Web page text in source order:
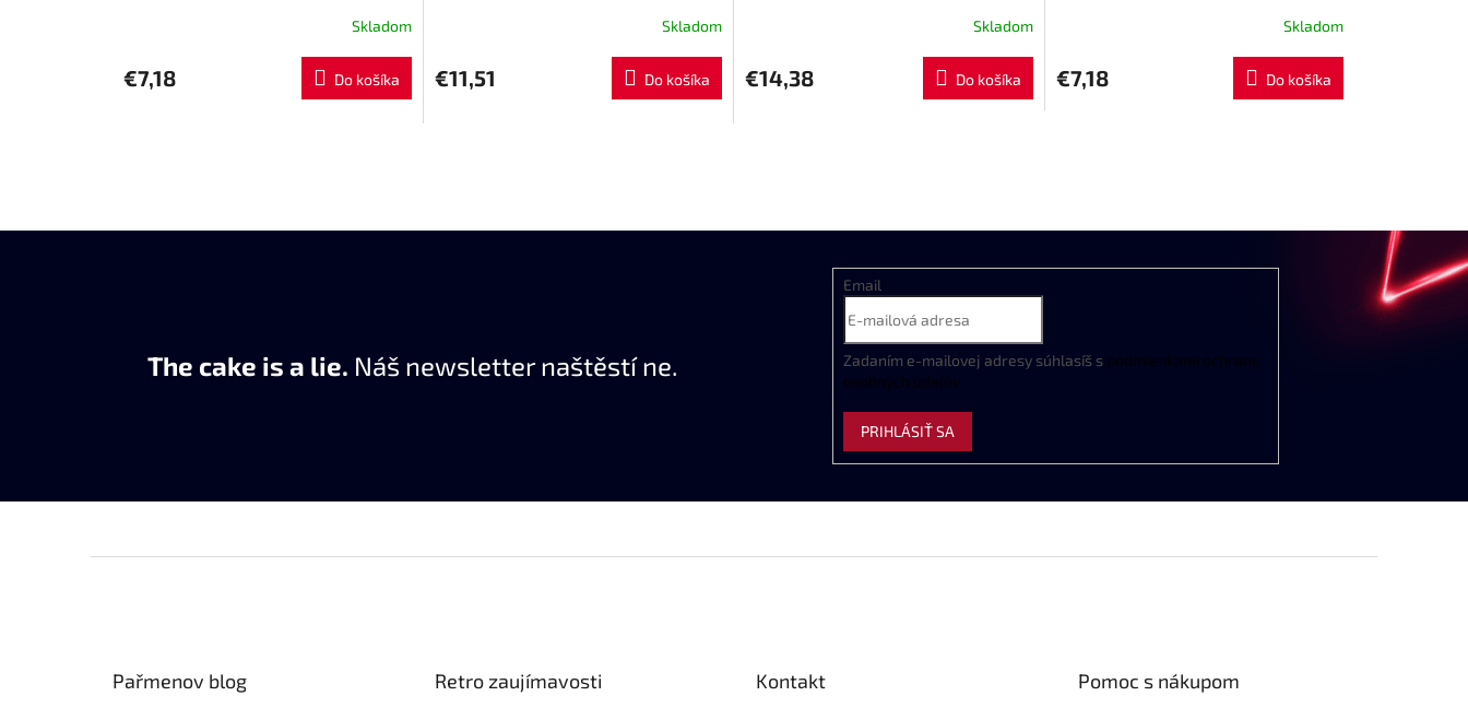
Skladom
€7,18 Do košíka
Skladom
€11,51 Do košíka
Skladom
€14,38 Do košíka
Skladom
€7,18 Do košíka
The cake is a lie. Náš newsletter naštěstí ne.
Email
Zadaním e-mailovej adresy súhlasíš s podmienkami ochrany
osobných údajov
PRIHLÁSIŤ SA
Pařmenov blog Retro zaujímavosti Kontakt Pomoc s nákupom